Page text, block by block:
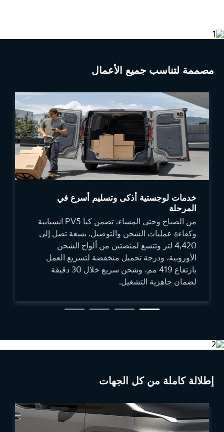
مصممة لتناسب جميع الأعمال
خدمات لوجستية أذكى وتسليم أسرع في
المرحلة
من الصباح وحتى المساء، تضمن كيا PV5 انسيابية
وكفاءة عمليات الشحن والتوصيل. بسعة تصل إلى
4,420 لتر وتتسع لمنصتين من ألواح الشحن
الأوروبية، ودرجة تحميل منخفضة لتسريع العمل
بارتفاع 419 مم، وشحن سريع خلال 30 دقيقة
لضمان جاهزية التشغيل.
إطلالة كاملة من كل الجهات